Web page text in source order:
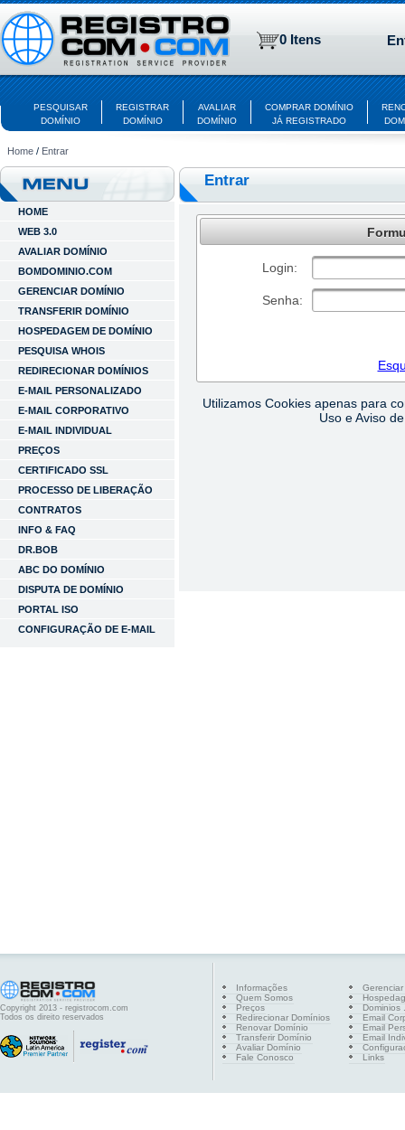
0 Itens
PESQUISAR
DOMÍNIO
REGISTRAR
DOMÍNIO
AVALIAR
DOMÍNIO
COMPRAR DOMÍNIO
JÁ REGISTRADO
Home / Entrar
HOME
WEB 3.0
AVALIAR DOMÍNIO
BOMDOMINIO.COM
GERENCIAR DOMÍNIO
TRANSFERIR DOMÍNIO
HOSPEDAGEM DE DOMÍNIO
PESQUISA WHOIS
REDIRECIONAR DOMÍNIOS
E-MAIL PERSONALIZADO
E-MAIL CORPORATIVO
E-MAIL INDIVIDUAL
PREÇOS
CERTIFICADO SSL
PROCESSO DE LIBERAÇÃO
CONTRATOS
INFO & FAQ
DR.BOB
ABC DO DOMÍNIO
DISPUTA DE DOMÍNIO
PORTAL ISO
CONFIGURAÇÃO DE E-MAIL
Entrar
Login:
Senha:
Utilizamos Cookies apenas para
Uso e Aviso
Copyright 2013 - registrocom.com
Todos os direito reservados
Informações
Quem Somos
Preços
Redirecionar Domínios
Renovar Domínio
Transferir Domínio
Avaliar Domínio
Fale Conosco
Dominios
Email
Email
Email
Links